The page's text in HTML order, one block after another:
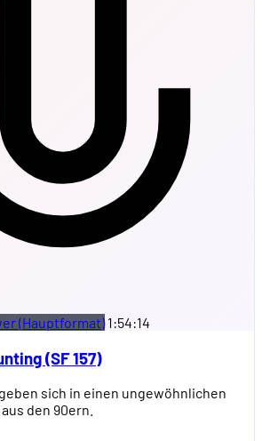
(Hauptformat) 1:54:14
(SF 157)
sich in einen ungewöhnlichen
den 90ern.